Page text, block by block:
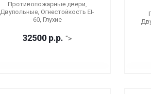
Противопожарные двери,
Двупольные, Огнестойкость EI-
60, Глухие
32500 р.р. ">